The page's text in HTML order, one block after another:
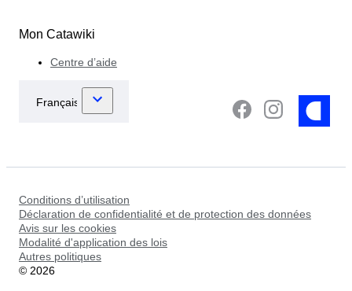
Mon Catawiki
Centre d’aide
Conditions d’utilisation
Déclaration de confidentialité et de protection des données
Avis sur les cookies
Modalité d'application des lois
Autres politiques
© 2026